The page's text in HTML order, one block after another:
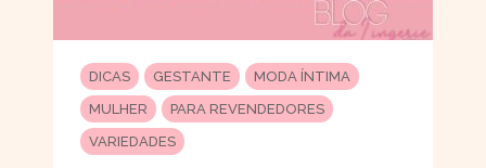
DICAS GESTANTE
MODA ÍNTIMA
MULHER
PARA REVENDEDORES
VARIEDADES